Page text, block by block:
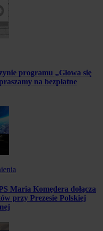
programu „Głowa się
na bezpłatne
Maria Komędera dołącza
przy Prezesie Polskiej